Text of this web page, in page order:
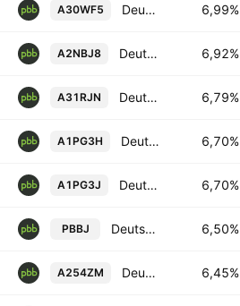
A30WF5 Deutsche Pfandbriefbank AG 4.11% 21-DEC-2029 6,99%
A2NBJ8 Deutsche Pfandbriefbank AG 1.5% 18-JUN-2029 6,92%
A31RJN Deutsche Pfandbriefbank AG 4.514% 23-FEB-2028 6,79%
A1PG3H Deutsche Pfandbriefbank AG 0.0% 10-OCT-2042 6,70%
A1PG3J Deutsche Pfandbriefbank AG 0.0% 11-OCT-2042 6,70%
PBBJ Deutsche Pfandbriefbank AG 4.6% 22-FEB-2027 6,50%
A254ZM Deutsche Pfandbriefbank AG 0.481% 08-FEB-2027 6,45%